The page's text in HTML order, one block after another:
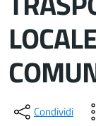
Dettagli
Condividi